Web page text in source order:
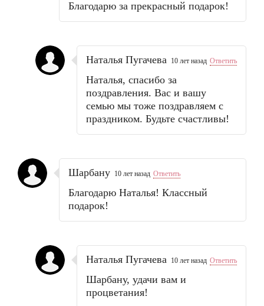
Благодарю за прекрасный подарок!
Наталья Пугачева 10 лет назад Ответить
Наталья, спасибо за
поздравления. Вас и вашу
семью мы тоже поздравляем с
праздником. Будьте счастливы!
Шарбану 10 лет назад Ответить
Благодарю Наталья! Классный
подарок!
Наталья Пугачева 10 лет назад Ответить
Шарбану, удачи вам и
процветания!